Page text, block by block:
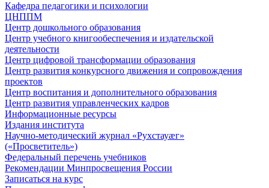
Кафедра педагогики и психологии
ЦНППМ
Центр дошкольного образования
Центр учебного книгообеспечения и издательской
деятельности
Центр цифровой трансформации образования
Центр развития конкурсного движения и сопровождения
проектов
Центр воспитания и дополнительного образования
Центр развития управленческих кадров
Информационные ресурсы
Издания института
Научно-методический журнал «Рухстауæг»
(«Просветитель»)
Федеральный перечень учебников
Рекомендации Минпросвещения России
Записаться на курс